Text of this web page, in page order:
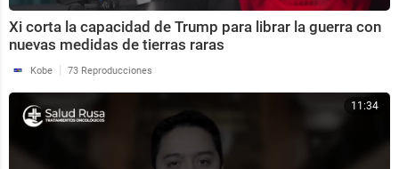
Xi corta la capacidad de Trump para librar la guerra con
nuevas medidas de tierras raras
Kobe | 73 Reproducciones
11:34